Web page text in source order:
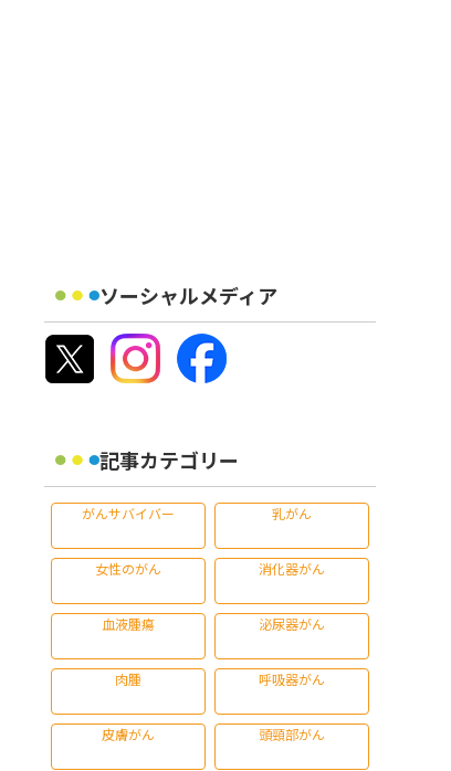
ソーシャルメディア
記事カテゴリー
がんサバイバー 乳がん
女性のがん 消化器がん
血液腫瘍 泌尿器がん
肉腫 呼吸器がん
皮膚がん 頭頸部がん